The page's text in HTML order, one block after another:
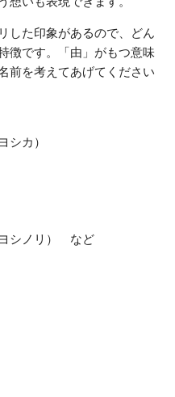
した印象があるので、どん
徴です。「由」がもつ意味
前を考えてあげてください
シカ）
シノリ） など